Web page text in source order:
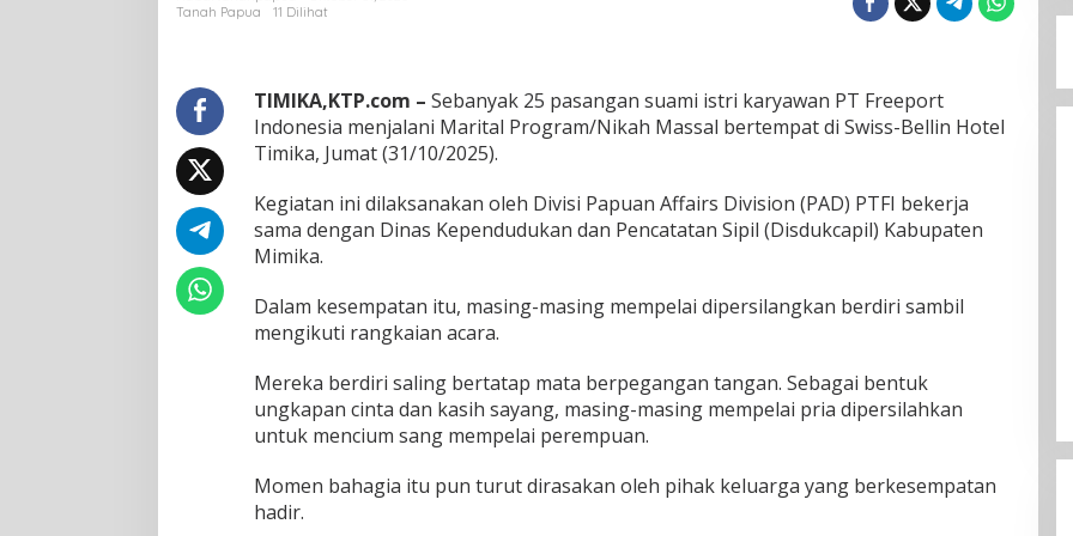
D
k
c
p
a
M
a
r
i
a
l
Tanah Papua
11 Dilihat
TIMIKA,KTP.com – Sebanyak 25 pasangan suami istri karyawan PT Freeport
Indonesia menjalani Marital Program/Nikah Massal bertempat di Swiss-Bellin Hotel
Timika, Jumat (31/10/2025).
Kegiatan ini dilaksanakan oleh Divisi Papuan Affairs Division (PAD) PTFI bekerja
sama dengan Dinas Kependudukan dan Pencatatan Sipil (Disdukcapil) Kabupaten
Mimika.
Dalam kesempatan itu, masing-masing mempelai dipersilangkan berdiri sambil
mengikuti rangkaian acara.
Mereka berdiri saling bertatap mata berpegangan tangan. Sebagai bentuk
ungkapan cinta dan kasih sayang, masing-masing mempelai pria dipersilahkan
untuk mencium sang mempelai perempuan.
Momen bahagia itu pun turut dirasakan oleh pihak keluarga yang berkesempatan
hadir.